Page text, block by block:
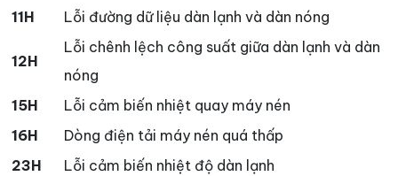
11H
Lỗi đường dữ liệu dàn lạnh và dàn nóng
12H
Lỗi chênh lệch công suất giữa dàn lạnh và dàn
nóng
15H
Lỗi cảm biến nhiệt quay máy nén
16H
Dòng điện tải máy nén quá thấp
23H
Lỗi cảm biến nhiệt độ dàn lạnh